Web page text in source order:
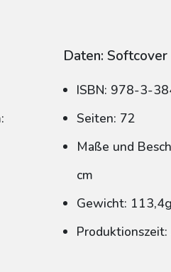
Daten: Softcover
ISBN: 978-3-
Seiten: 72
Maße und
cm
Gewicht: 113,4g